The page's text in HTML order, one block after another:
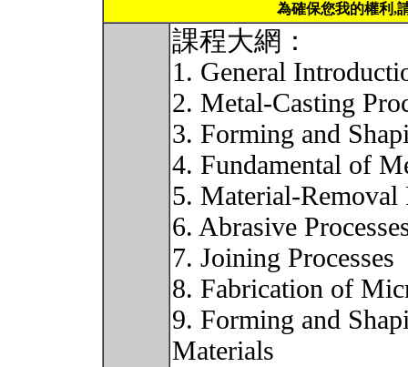
為確保您我的權利,
課程大網：
1. General
2. Metal-Casting
3. Forming and
4. Fundamental of
5. Material-Removal
6. Abrasive
7. Joining Processes
8. Fabrication of
9. Forming and
Materials